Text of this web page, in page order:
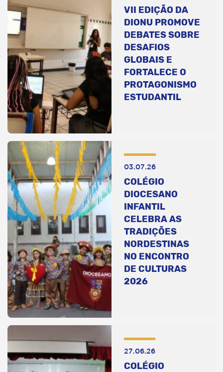
VII EDIÇÃO DA
DIONU PROMOVE
DEBATES SOBRE
DESAFIOS
GLOBAIS E
FORTALECE O
PROTAGONISMO
ESTUDANTIL
03.07.26
COLÉGIO
DIOCESANO
INFANTIL
CELEBRA AS
TRADIÇÕES
NORDESTINAS
NO ENCONTRO
DE CULTURAS
2026
27.06.26
COLÉGIO